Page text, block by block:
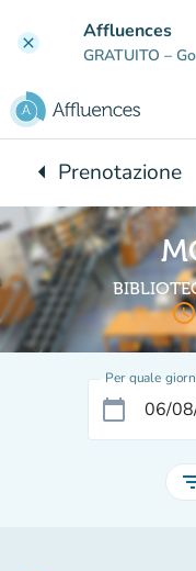
clear Affluences
GRATUITO –
arrow_leftTorna a:
Prenotazione
access_time
Per quale
calendar_today